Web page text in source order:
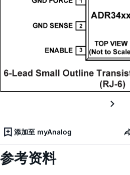
添加至 myAnalog
参考资料